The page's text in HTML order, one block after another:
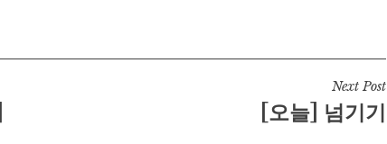
Next Post
[오늘] 넘기기